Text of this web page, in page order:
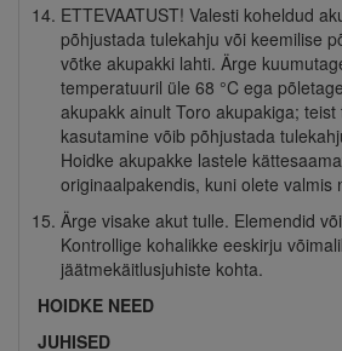
ETTEVAATUST! Valesti koheldud
põhjustada tulekahju või keemilise
võtke akupakki lahti. Ärge
temperatuuril üle 68 °C ega
akupakk ainult Toro akupakiga;
kasutamine võib põhjustada
Hoidke akupakke lastele
originaalpakendis, kuni olete valmis
Ärge visake akut tulle. Elemendid
Kontrollige kohalikke eeskirju
jäätmekäitlusjuhiste kohta.
HOIDKE NEED
JUHISED